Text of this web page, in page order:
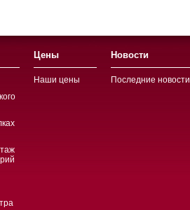
Цены
Наши цены
Новости
Последние новости